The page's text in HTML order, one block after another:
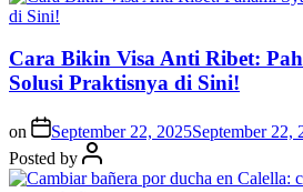
Cara Bikin Visa Anti Ribet:
Solusi Praktisnya di Sini!
on September 22, 2025September 22,
Posted by